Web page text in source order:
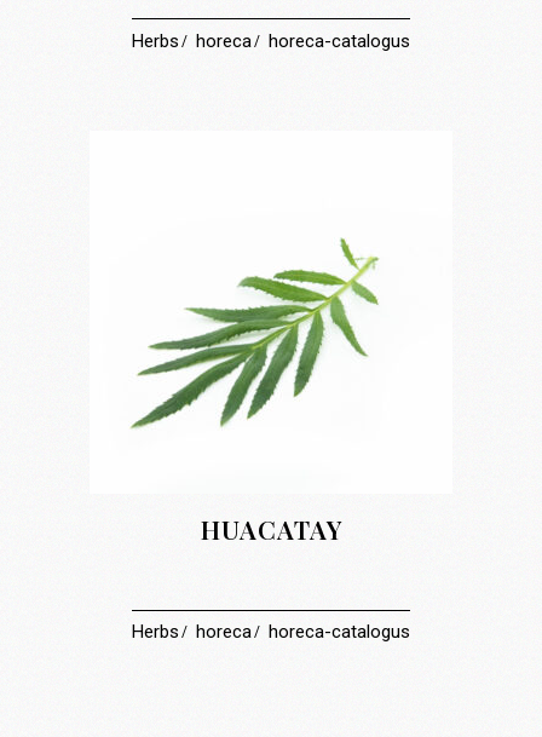
Herbs horeca horeca-catalogus
HUACATAY
Herbs horeca horeca-catalogus